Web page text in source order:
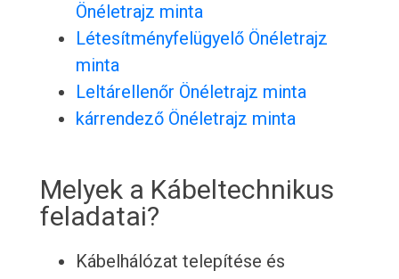
Önéletrajz minta
Létesítményfelügyelő Önéletrajz
minta
Leltárellenőr Önéletrajz minta
kárrendező Önéletrajz minta
Melyek a Kábeltechnikus
feladatai?
Kábelhálózat telepítése és